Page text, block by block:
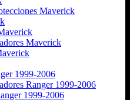
Maverick
Maverick
1999-2006
Ranger 1999-2006
1999-2006